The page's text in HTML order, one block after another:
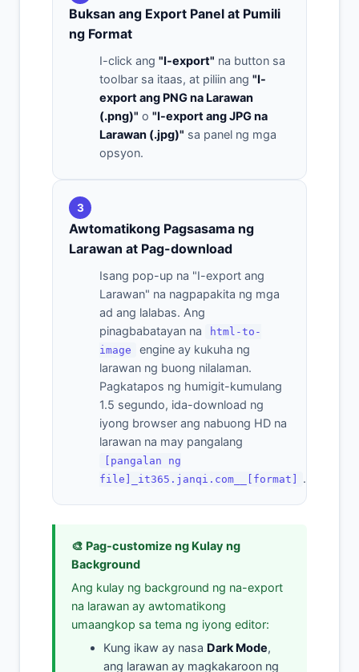
Buksan ang Export Panel at Pumili
ng Format
I-click ang "I-export" na button sa
toolbar sa itaas, at piliin ang "I-
export ang PNG na Larawan
(.png)" o "I-export ang JPG na
Larawan (.jpg)" sa panel ng mga
opsyon.
3
Awtomatikong Pagsasama ng
Larawan at Pag-download
Isang pop-up na "I-export ang
Larawan" na nagpapakita ng mga
ad ang lalabas. Ang
pinagbabatayan na
html-to-
image
engine ay kukuha ng
larawan ng buong nilalaman.
Pagkatapos ng humigit-kumulang
1.5 segundo, ida-download ng
iyong browser ang nabuong HD na
larawan na may pangalang
[pangalan ng
file]_it365.janqi.com__[format]
.
🎨 Pag-customize ng Kulay ng
Background
Ang kulay ng background ng na-export
na larawan ay awtomatikong
umaangkop sa tema ng iyong editor:
Kung ikaw ay nasa Dark Mode,
ang larawan ay magkakaroon ng